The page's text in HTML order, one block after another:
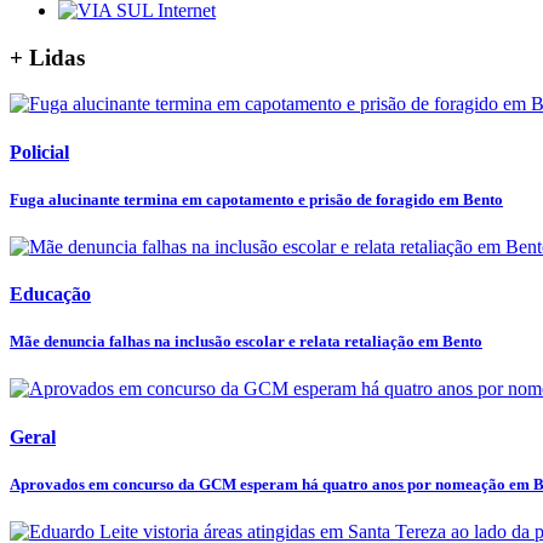
+ Lidas
Policial
Fuga alucinante termina em capotamento e prisão de foragido em Bento
Educação
Mãe denuncia falhas na inclusão escolar e relata retaliação em Bento
Geral
Aprovados em concurso da GCM esperam há quatro anos por nomeação em